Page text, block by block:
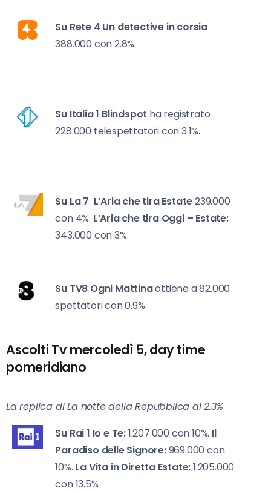
Su Rete 4 Un detective in corsia
388.000 con 2.8%.
Su Italia 1 Blindspot ha registrato
228.000 telespettatori con 3.1%.
Su La 7 L’Aria che tira Estate239.000
con 4%. L’Aria che tira Oggi – Estate:
343.000 con 3%.
Su TV8 Ogni Mattinaottiene a 82.000
spettatori con 0.9%.
Ascolti Tv mercoledì 5, day time
pomeridiano
La replica di La notte della Repubblica al 2.3%
Su Rai 1 Io e Te:1.207.000 con 10%. Il
Paradiso delle Signore:969.000 con
10%. La Vita in Diretta Estate:1.205.000
con 13.5%